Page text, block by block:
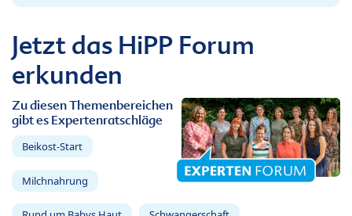
Jetzt das HiPP Forum
erkunden
Zu diesen Themenbereichen
gibt es Expertenratschläge
Beikost-Start
Milchnahrung